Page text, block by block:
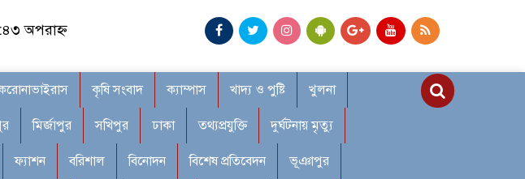
অপরাহ্ন
কৃষি সংবাদ ক্যাম্পাস খাদ্য ও পুষ্টি খুলনা
মির্জাপুর সখিপুর ঢাকা তথ্যপ্রযুক্তি দুর্ঘটনায় মৃত্যু
ফ্যাশন বরিশাল বিনোদন বিশেষ প্রতিবেদন ভূঞাপুর